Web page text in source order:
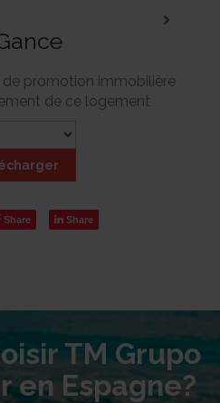
promotion immobilière
de ce logement
Share Share
TM Grupo
en Espagne?